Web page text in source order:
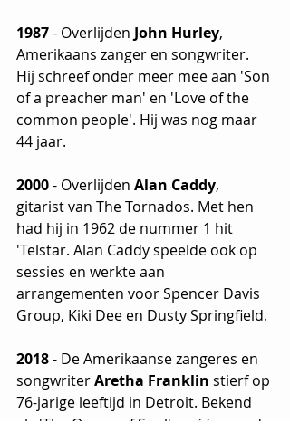
1987 - Overlijden John Hurley,
Amerikaans zanger en songwriter.
Hij schreef onder meer mee aan 'Son
of a preacher man' en 'Love of the
common people'. Hij was nog maar
44 jaar.
2000 - Overlijden Alan Caddy,
gitarist van The Tornados. Met hen
had hij in 1962 de nummer 1 hit
'Telstar. Alan Caddy speelde ook op
sessies en werkte aan
arrangementen voor Spencer Davis
Group, Kiki Dee en Dusty Springfield.
2018 - De Amerikaanse zangeres en
songwriter Aretha Franklin stierf op
76-jarige leeftijd in Detroit. Bekend
als 'The Queen of Soul' en één van de